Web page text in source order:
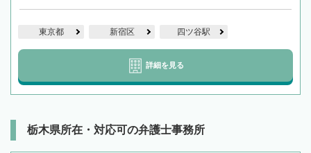
東京都 新宿区 四ツ谷駅
詳細を見る
栃木県所在・対応可の弁護士事務所